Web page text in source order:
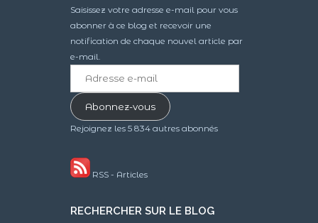
Saisissez votre adresse e-mail pour vous
abonner à ce blog et recevoir une
notification de chaque nouvel article par
e-mail.
mailAbonnez-vous
Rejoignez les 5 834 autres abonnés
RSS - Articles
RECHERCHER SUR LE BLOG